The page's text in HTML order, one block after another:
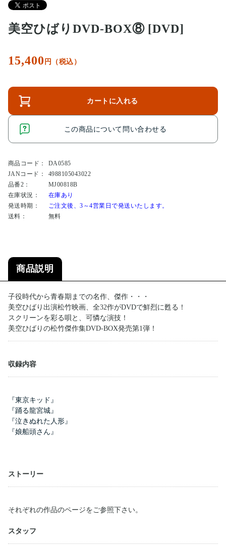
美空ひばりDVD-BOX⑧ [DVD]
15,400 円（税込）
カートに入れる
この商品について問い合わせる
商品コード：
DA0585
JANコード：
4988105043022
品番2：
MJ00818B
在庫状況：
在庫あり
発送時期：
ご注文後、3～4営業日で発送いたします。
送料：
無料
商品説明
子役時代から青春期までの名作、傑作・・・
美空ひばり出演松竹映画、全32作がDVDで鮮烈に甦る！
スクリーンを彩る唄と、可憐な演技！
美空ひばりの松竹傑作集DVD-BOX発売第1弾！
収録内容
『東京キッド』
『踊る龍宮城』
『泣きぬれた人形』
『娘船頭さん』
ストーリー
それぞれの作品のページをご参照下さい。
スタッフ